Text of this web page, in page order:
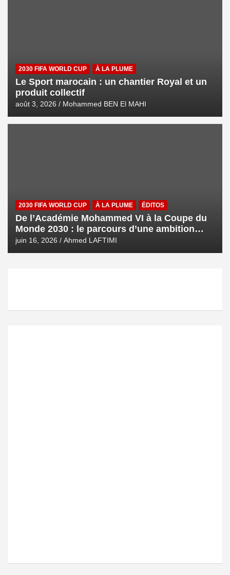
2030 FIFA WORLD CUP À LA PLUME
Le Sport marocain : un chantier Royal et un
produit collectif
août 3, 2026 Mohammed BEN El MAHI
2030 FIFA WORLD CUP À LA PLUME ÉDITOS
De l’Académie Mohammed VI à la Coupe du
Monde 2030 : le parcours d’une ambition
royale
juin 16, 2026 Ahmed LAFTIMI